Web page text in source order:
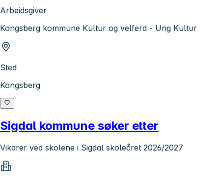
Arbeidsgiver
Kongsberg kommune Kultur og velferd - Ung Kultur
Sted
Kongsberg
Sigdal kommune søker etter
Vikarer ved skolene i Sigdal skoleåret 2026/2027